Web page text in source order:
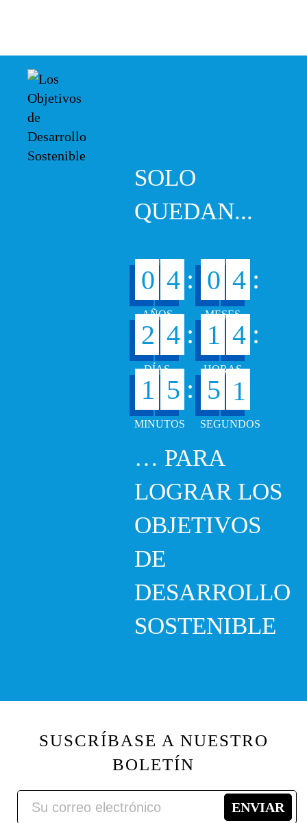
SOLO
QUEDAN...
0 4 : 0 4 :
2 4 : 1 4 :
1 5 : 5
0
… PARA
LOGRAR LOS
OBJETIVOS
DE
DESARROLLO
SOSTENIBLE
SUSCRÍBASE A NUESTRO
BOLETÍN